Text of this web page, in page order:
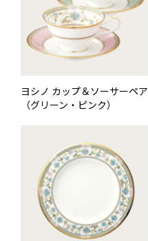
ヨシノ カップ＆ソーサーペア
（グリーン・ピンク）